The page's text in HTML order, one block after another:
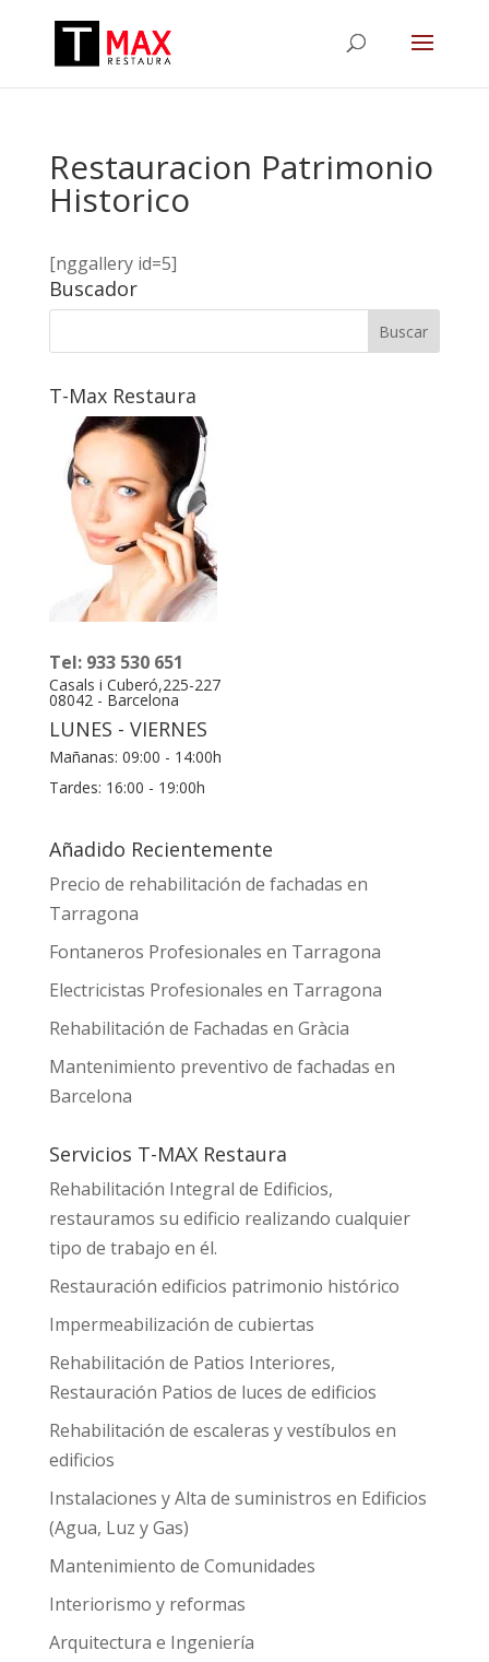
Restauracion Patrimonio
Historico
[nggallery id=5]
Buscador
T-Max Restaura
Tel: 933 530 651
Casals i Cuberó,225-227
08042 - Barcelona
LUNES - VIERNES
Mañanas: 09:00 - 14:00h
Tardes: 16:00 - 19:00h
Añadido Recientemente
Precio de rehabilitación de fachadas en
Tarragona
Fontaneros Profesionales en Tarragona
Electricistas Profesionales en Tarragona
Rehabilitación de Fachadas en Gràcia
Mantenimiento preventivo de fachadas en
Barcelona
Servicios T-MAX Restaura
Rehabilitación Integral de Edificios,
restauramos su edificio realizando cualquier
tipo de trabajo en él.
Restauración edificios patrimonio histórico
Impermeabilización de cubiertas
Rehabilitación de Patios Interiores,
Restauración Patios de luces de edificios
Rehabilitación de escaleras y vestíbulos en
edificios
Instalaciones y Alta de suministros en Edificios
(Agua, Luz y Gas)
Mantenimiento de Comunidades
Interiorismo y reformas
Arquitectura e Ingeniería